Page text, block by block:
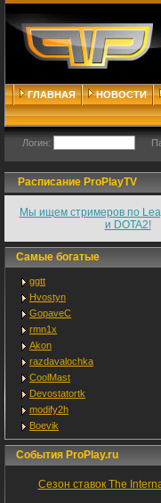
ГЛАВНАЯ НОВОСТИ
Логин:
Расписание ProPlayTV
Мы ищем стримеров по
и DOTA2!
Самые богатые
ggtt
Hvostyn
GopaveC
rmn1x
Akon
razdavalochka
CoolMast
Devostatortk
modify2h
Boevik
События ProPlay.ru
Сезон ставок The